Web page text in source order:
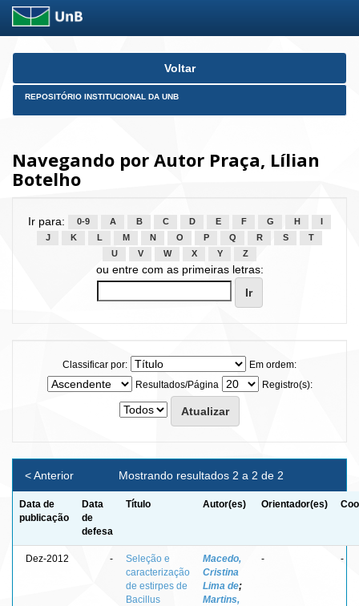
Skip
Voltar
REPOSITÓRIO INSTITUCIONAL DA UNB
Navegando por Autor Praça, Lílian
Botelho
Ir para: 0-9 A B C D E F G H
J
K L M N O P Q R S
T
U
V W X Y Z
ou entre com as primeiras letras:
Classificar por:
Em ordem:
Resultados/Página
Registro(s):
Mostrando resultados 2 a 2 de 2
< Anterior
Data de
publicação
Data
de
defesa
Título Autor(es) Orientador(es)
Dez-2012 -
Seleção e
caracterização
de estirpes de
Bacillus
Macedo,
Cristina
Lima de;
Martins,
- -